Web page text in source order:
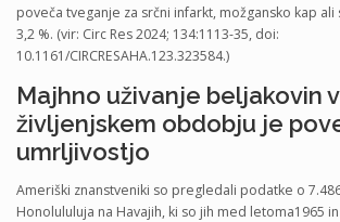
poveča tveganje za srčni infarkt, možgansko kap
3,2 %. (vir: Circ Res 2024; 134:1113-35, doi:
10.1161/CIRCRESAHA.123.323584.)
Majhno uživanje beljakovin
življenjskem obdobju je
umrljivostjo
Ameriški znanstveniki so pregledali podatke o
Honolululuja na Havajih, ki so jih med letoma1965